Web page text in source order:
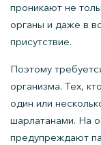
проникают не
органы и даже в
присутствие.
Поэтому
организма. Тех,
один или
шарлатанами. На
предупреждают